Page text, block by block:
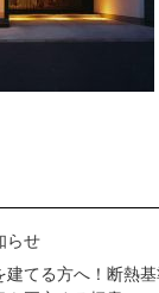
らせ
建てる方へ！断熱